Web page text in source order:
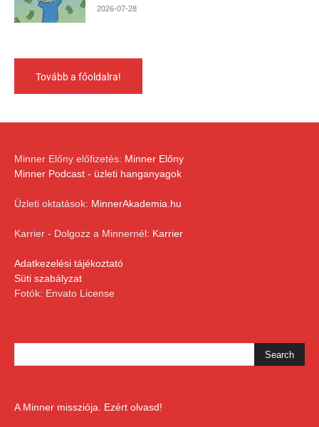
2026-07-28
Tovább a főoldalra!
Minner Előny előfizetés: Minner Előny
Minner Podcast - üzleti hanganyagok
Üzleti oktatások: MinnerAkademia.hu
Karrier - Dolgozz a Minnernél: Karrier
Adatkezelési tájékoztató
Süti szabályzat
Fotók: Envato License
A Minner missziója. Ezért olvasd!